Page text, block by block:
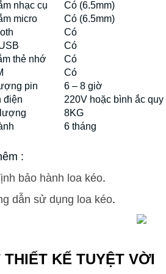
nhạc cụ
Có (6.5mm)
micro
Có (6.5mm)
Có
USB
Có
thẻ nhớ
Có
Có
pin
6 – 8 giờ
điện
220V hoặc bình ắc quy
lượng
8KG
6 tháng
:
bảo hành loa kéo.
dẫn sử dụng loa kéo.
THIẾT KẾ TUYỆT VỜI